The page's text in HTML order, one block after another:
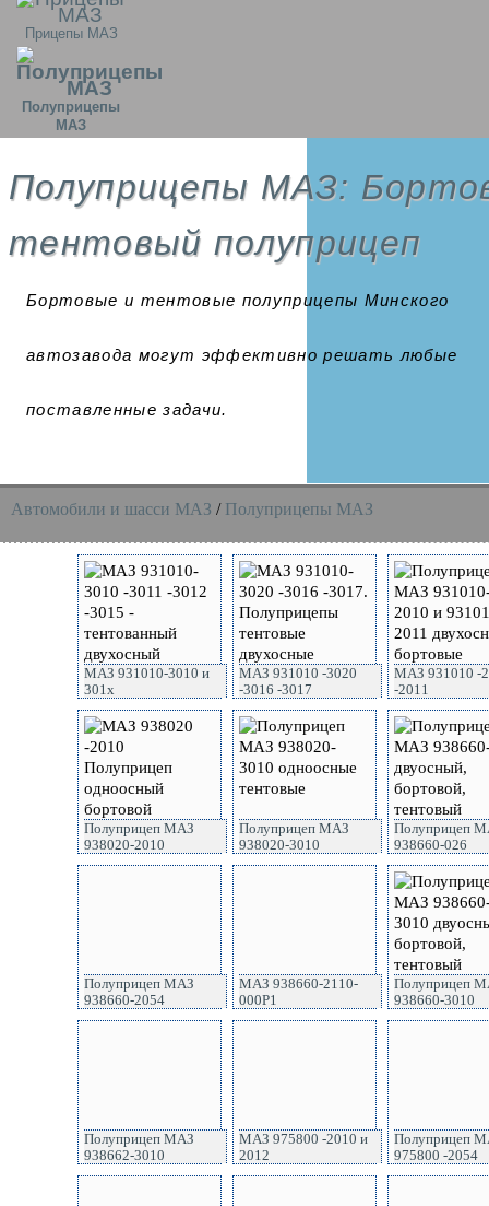
Прицепы МАЗ
Полуприцепы
МАЗ
Полуприцепы МАЗ:
тентовый полуприцеп
Бортовые и тентовые полуприцепы Минского
автозавода могут эффективно решать любые
поставленные задачи.
Автомобили и шасси MAЗ / Полуприцепы МАЗ
МАЗ 931010-3010 и
301х
МАЗ 931010 -3020
-3016 -3017
МАЗ 931010 -
-2011
Полуприцеп МАЗ
938020-2010
Полуприцеп МАЗ
938020-3010
Полуприцеп
938660-026
Полуприцеп МАЗ
938660-2054
МАЗ 938660-2110-
000P1
Полуприцеп
938660-3010
Полуприцеп МАЗ
938662-3010
МАЗ 975800 -2010 и
2012
Полуприцеп
975800 -2054